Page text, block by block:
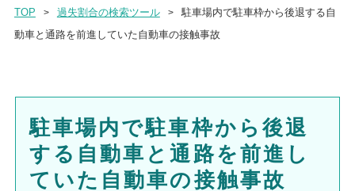
TOP 過失割合の検索ツール
駐車場内で駐車枠から後退する自
動車と通路を前進していた自動車の接触事故
駐車場内で駐車枠から後退
する自動車と通路を前進し
ていた自動車の接触事故